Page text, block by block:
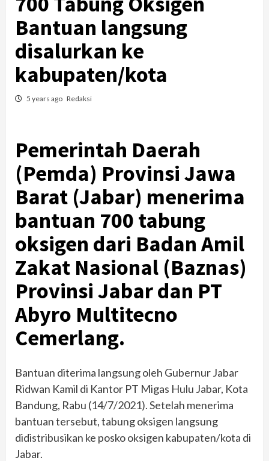
Bantuan langsung
disalurkan ke
kabupaten/kota
5 years ago Redaksi
Pemerintah Daerah
(Pemda) Provinsi Jawa
Barat (Jabar) menerima
bantuan 700 tabung
oksigen dari Badan Amil
Zakat Nasional (Baznas)
Provinsi Jabar dan PT
Abyro Multitecno
Cemerlang.
Bantuan diterima langsung oleh Gubernur Jabar
Ridwan Kamil di Kantor PT Migas Hulu Jabar, Kota
Bandung, Rabu (14/7/2021). Setelah menerima
bantuan tersebut, tabung oksigen langsung
didistribusikan ke posko oksigen kabupaten/kota di
Jabar.